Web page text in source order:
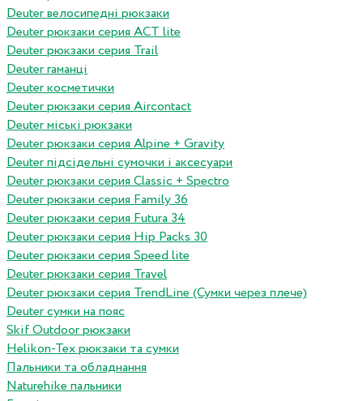
Deuter велосипедні рюкзаки
Deuter рюкзаки серия ACT lite
Deuter рюкзаки серия Trail
Deuter гаманці
Deuter косметички
Deuter рюкзаки серия Aircontact
Deuter міські рюкзаки
Deuter рюкзаки серия Alpine + Gravity
Deuter підсідельні сумочки і аксесуари
Deuter рюкзаки серия Classic + Spectro
Deuter рюкзаки серия Family 36
Deuter рюкзаки серия Futura 34
Deuter рюкзаки серия Hip Packs 30
Deuter рюкзаки серия Speed lite
Deuter рюкзаки серия Travel
Deuter рюкзаки серия TrendLine (Сумки через плече)
Deuter сумки на пояс
Skif Outdoor рюкзаки
Helikon-Tex рюкзаки та сумки
Пальники та обладнання
Naturehike пальники